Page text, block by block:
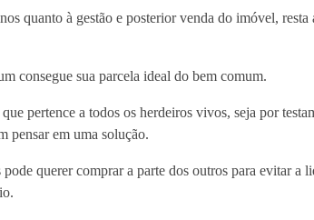
quanto à gestão e posterior venda do imóvel,
consegue sua parcela ideal do bem comum.
pertence a todos os herdeiros vivos, seja por
pensar em uma solução.
querer comprar a parte dos outros para evitar a